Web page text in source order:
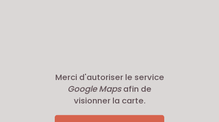
Merci d'autoriser le service
Google Mapsafin de
visionner la carte.